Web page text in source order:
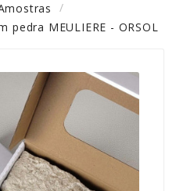
MEULIERE - ORSOL